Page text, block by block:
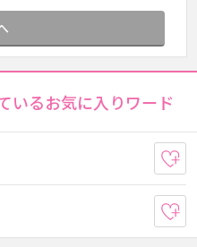
いるお気に入りワード